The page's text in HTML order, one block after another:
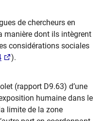
de chercheurs en
manière dont ils intègrent
considérations sociales
).
(rapport D9.63) d’une
humaine dans le
limite de la zone